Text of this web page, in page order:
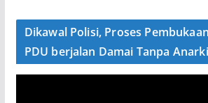
Dikawal Polisi, Proses
PDU berjalan Damai Tanpa